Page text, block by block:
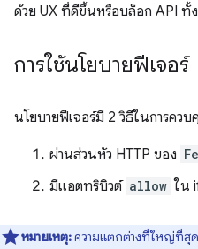
ด้วย UX ที่ดีขึ้นหรือบล็อก API ทั้
การใช้นโยบายฟีเจอร์
นโยบายฟีเจอร์มี 2 วิธีในการคว
ผ่านส่วนหัว HTTP ของ
มีแอตทริบิวต์ allow ใน
หมายเหตุ:ความแตกต่างที่ใหญ่ที่สุ